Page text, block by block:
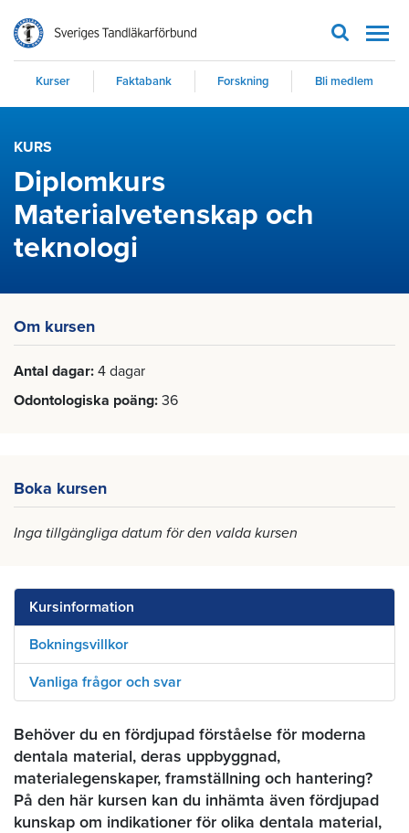
Kurser Faktabank Forskning Bli medlem
KURS
Diplomkurs
Materialvetenskap och
teknologi
Om kursen
Antal dagar 4 dagar
Odontologiska poäng 36
Boka kursen
Inga tillgängliga datum för den valda kursen
Kursinformation
Bokningsvillkor
Vanliga frågor och svar
Behöver du en fördjupad förståelse för moderna
dentala material, deras uppbyggnad,
materialegenskaper, framställning och hantering?
På den här kursen kan du inhämta även fördjupad
kunskap om indikationer för olika dentala material,